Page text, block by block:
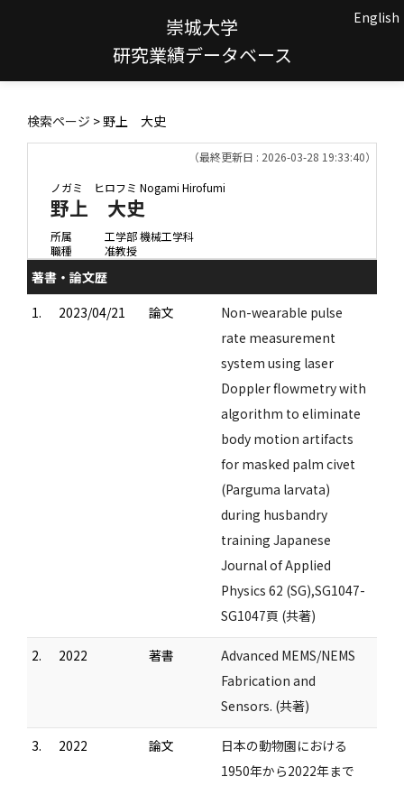
崇城大学
研究業績データベース
English
検索ページ > 野上 大史
（最終更新日 : 2026-03-28 19:33:40）
ノガミ ヒロフミ Nogami Hirofumi
野上 大史
所属
工学部 機械工学科
職種
准教授
著書・論文歴
1.
2023/04/21 論文
Non-wearable pulse
rate measurement
system using laser
Doppler flowmetry with
algorithm to eliminate
body motion artifacts
for masked palm civet
(Parguma larvata)
during husbandry
training Japanese
Journal of Applied
Physics 62 (SG),SG1047-
SG1047頁 (共著)
2. 2022 著書
Advanced MEMS/NEMS
Fabrication and
Sensors. (共著)
3. 2022 論文
日本の動物園における
1950年から2022年まで